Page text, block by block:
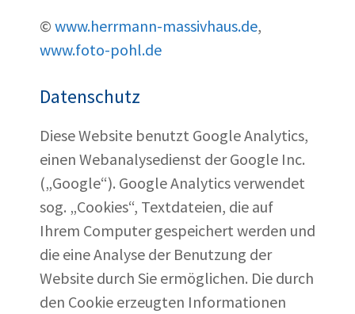
© www.herrmann-massivhaus.de,
www.foto-pohl.de
Datenschutz
Diese Website benutzt Google Analytics,
einen Webanalysedienst der Google Inc.
(„Google“). Google Analytics verwendet
sog. „Cookies“, Textdateien, die auf
Ihrem Computer gespeichert werden und
die eine Analyse der Benutzung der
Website durch Sie ermöglichen. Die durch
den Cookie erzeugten Informationen